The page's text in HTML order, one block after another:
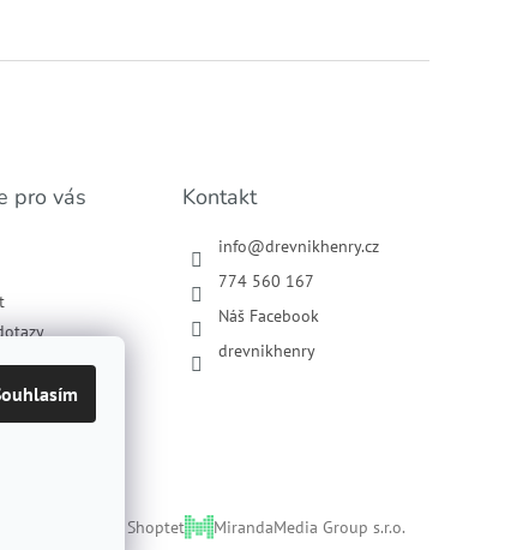
pro vás
osobních
Kontakt
info@drevnikhenry.cz
774 560 167
Náš Facebook
drevnikhenry
Vytvořil Shoptet MirandaMedia Group s.r.o.